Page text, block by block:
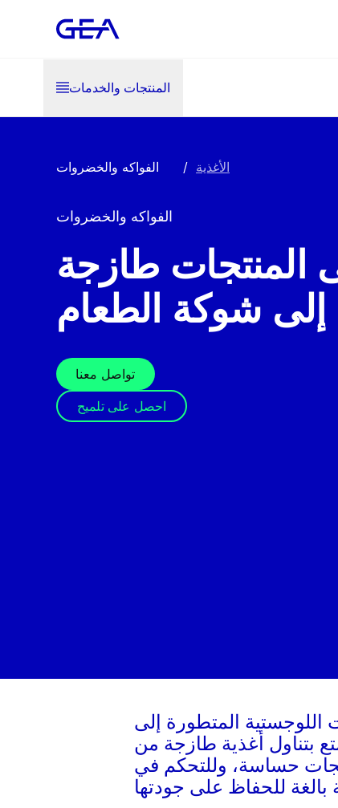
المنتجات والخدمات
الأغذية / الفواكه والخضروات
الفواكه والخضروات
المنتجات طازجة
شوكة الطعام
تواصل معنا
احصل على تلميح
اللوجستية المتطورة إلى
بتناول أغذية طازجة من
حساسة، وللتحكم في